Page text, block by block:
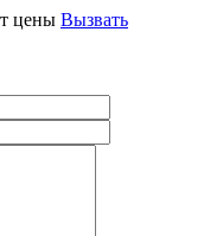
цены Вызвать